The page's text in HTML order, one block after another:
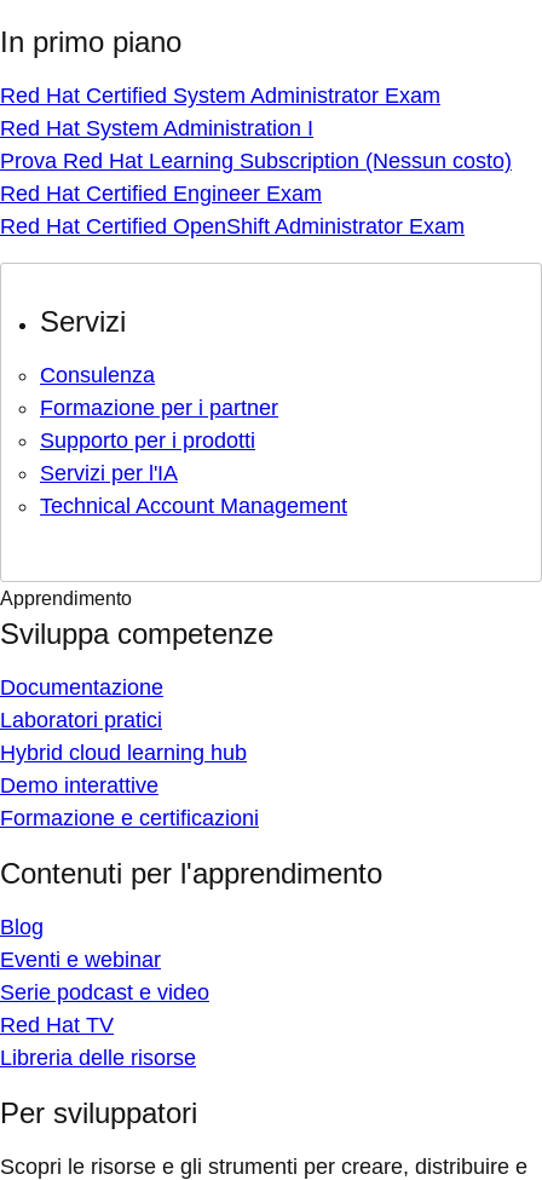
In primo piano
Red Hat Certified System Administrator Exam
Red Hat System Administration I
Prova Red Hat Learning Subscription (Nessun costo)
Red Hat Certified Engineer Exam
Red Hat Certified OpenShift Administrator Exam
Servizi
Consulenza
Formazione per i partner
Supporto per i prodotti
Servizi per l'IA
Technical Account Management
Apprendimento
Sviluppa competenze
Documentazione
Laboratori pratici
Hybrid cloud learning hub
Demo interattive
Formazione e certificazioni
Contenuti per l'apprendimento
Blog
Eventi e webinar
Serie podcast e video
Red Hat TV
Libreria delle risorse
Per sviluppatori
Scopri le risorse e gli strumenti per creare, distribuire e